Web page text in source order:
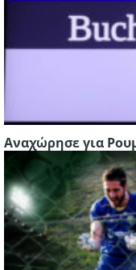
Αναχώρησε για